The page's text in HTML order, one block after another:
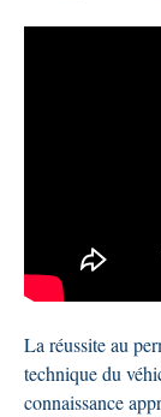
La réussite au
technique du
connaissance